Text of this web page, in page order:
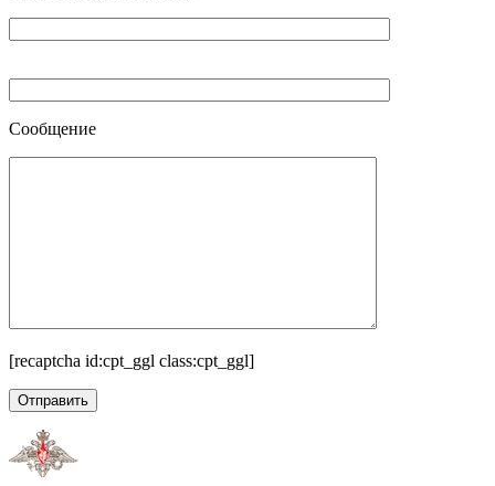
Сообщение
[recaptcha id:cpt_ggl class:cpt_ggl]